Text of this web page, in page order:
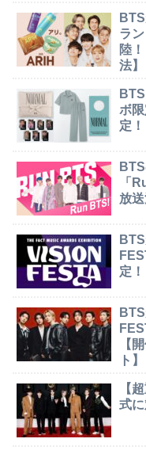
ラ
陸
法】
ボ
定
「
放
定
【
ト】
【
式